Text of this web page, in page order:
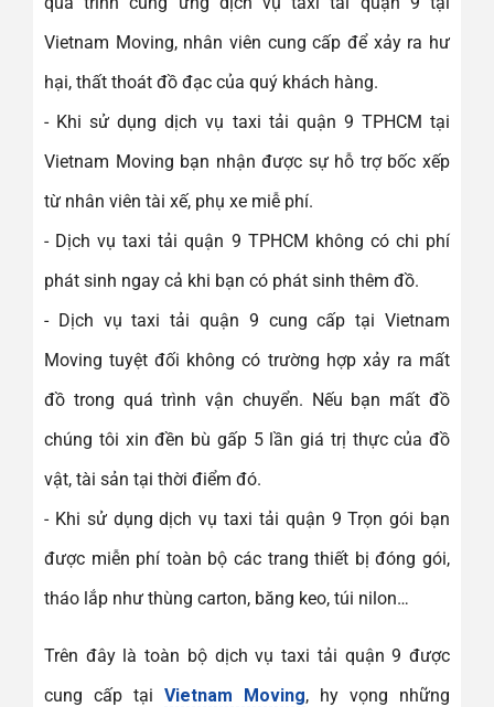
Vietnam Moving, nhân viên cung cấp để xảy ra hư
hại, thất thoát đồ đạc của quý khách hàng.
- Khi sử dụng dịch vụ taxi tải quận 9 TPHCM tại
Vietnam Moving bạn nhận được sự hỗ trợ bốc xếp
từ nhân viên tài xế, phụ xe miễ phí.
- Dịch vụ taxi tải quận 9 TPHCM không có chi phí
phát sinh ngay cả khi bạn có phát sinh thêm đồ.
- Dịch vụ taxi tải quận 9 cung cấp tại Vietnam
Moving tuyệt đối không có trường hợp xảy ra mất
đồ trong quá trình vận chuyển. Nếu bạn mất đồ
chúng tôi xin đền bù gấp 5 lần giá trị thực của đồ
vật, tài sản tại thời điểm đó.
- Khi sử dụng dịch vụ taxi tải quận 9 Trọn gói bạn
được miễn phí toàn bộ các trang thiết bị đóng gói,
tháo lắp như thùng carton, băng keo, túi nilon…
Trên đây là toàn bộ dịch vụ taxi tải quận 9 được
cung cấp tại Vietnam Moving, hy vọng những